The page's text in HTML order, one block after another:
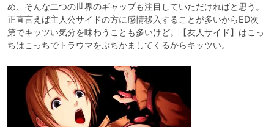
め、そんな二つの世界のギャップも注目していただければと思う。
正直言えば主人公サイドの方に感情移入することが多いからED次
第でキッツい気分を味わうことも多いけど。【友人サイド】はこっ
ちはこっちでトラウマをぶちかましてくるからキッツい。